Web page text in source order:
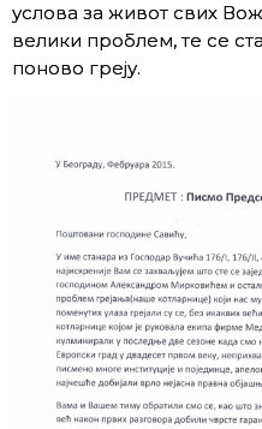
услова за живот свих
велики проблем, те се
поново греју.